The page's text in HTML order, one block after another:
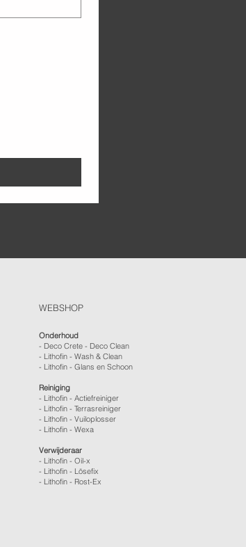
WEBSHOP
Onderhoud
- Deco Crete - Deco Clean
- Lithofin - Wash & Clean
- Lithofin - Glans en Schoon
Reiniging
- Lithofin - Actiefreiniger
- Lithofin - Terrasreiniger
- Lithofin - Vuiloplosser
- Lithofin - Wexa
Verwijderaar
- Lithofin - Oil-x
- Lithofin - Lösefix
- Lithofin - Rost-Ex